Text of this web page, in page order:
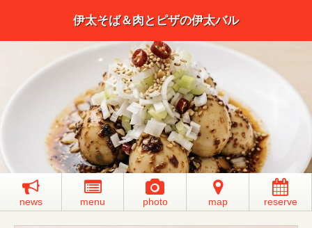
伊太そば＆肉とピザの伊太バル
news menu photo map reserve